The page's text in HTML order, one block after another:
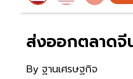
ส่งออกตลาด
By ฐานเศรษฐกิจ